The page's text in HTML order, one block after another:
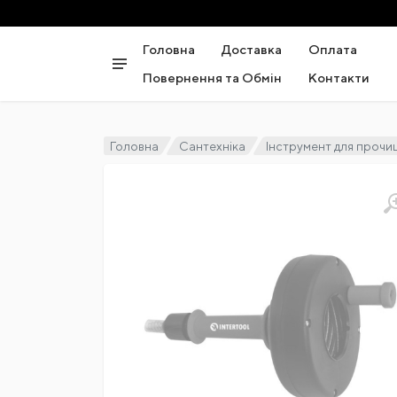
Головна Доставка
Оплата
Повернення та Обмін
Контакти
Головна Сантехніка Інструмент для